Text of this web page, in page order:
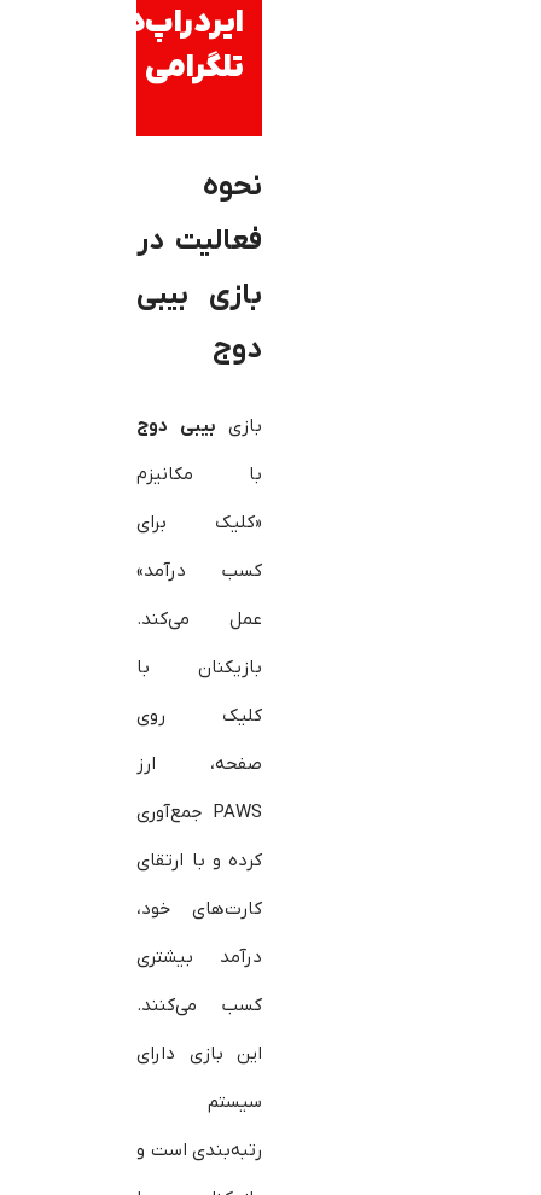
ایردراپ‌های
تلگرامی
نحوه
فعالیت در
بازی بیبی
دوج
بازی بیبی دوج
با مکانیزم
«کلیک برای
کسب درآمد»
عمل می‌کند.
بازیکنان با
کلیک روی
صفحه، ارز
PAWS جمع‌آوری
کرده و با ارتقای
کارت‌های خود،
درآمد بیشتری
کسب می‌کنند.
این بازی دارای
سیستم
رتبه‌بندی است و